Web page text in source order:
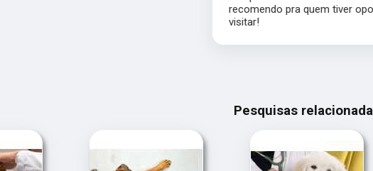
recomendo pra quem tiver
Pesquisas